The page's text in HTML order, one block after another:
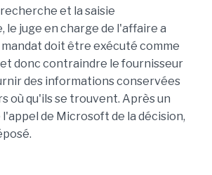
et la saisie
juge en charge de l'affaire a
doit être exécuté comme
donc contraindre le fournisseur
des informations conservées
où qu'ils se trouvent. Après un
de Microsoft de la décision,